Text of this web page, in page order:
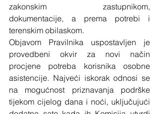
zakonskim zastupnikom,
dokumentacije, a prema potrebi i
terenskim obilaskom.
Objavom Pravilnika uspostavljen je
provedbeni okvir za novi način
procjene potreba korisnika osobne
asistencije. Najveći iskorak odnosi se
na mogućnost priznavanja podrške
tijekom cijelog dana i noći, uključujući